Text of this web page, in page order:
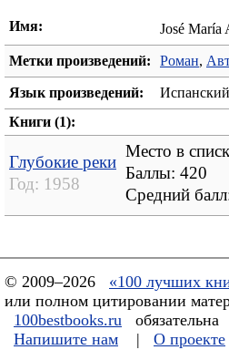
Имя: José María
Метки произведений: Роман,
Язык произведений:
Испанский
Книги (1):
Глубокие реки
Год: 1958
Место в
Баллы: 420
Средний
© 2009–2026 «100 лучших
или полном цитировании
100bestbooks.ru
обязательна
Напишите нам
| О проекте